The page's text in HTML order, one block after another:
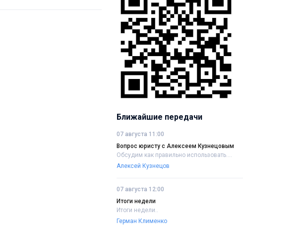
Ближайшие передачи
07 августа 11:00
Вопрос юристу с Алексеем Кузнецовым
Обсудим как правильно использовать....
Алексей Кузнецов
07 августа 12:00
Итоги недели
Итоги недели..
Герман Клименко